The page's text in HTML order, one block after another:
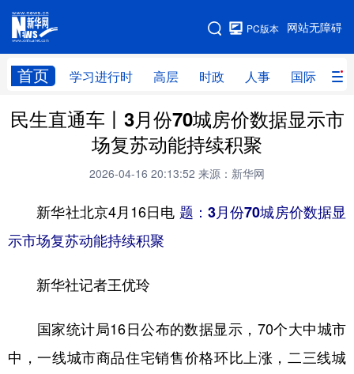
网站无障碍
PC版本
首页 学习进行时 高层 时政 人事 国际 财
网站地图
学习进行时 高层 时政 人事
财经 网评
科技 科创 量子 体育
文化 书画
访谈 视频
食品 人居 信息化 数字经济
民生直通车丨3月份70城房价数据显示市
场复苏动能持续积聚
2026-04-16 20:13:52 来源：新华网
新华社北京4月16日电 题：3月份70城房价数据显
示市场复苏动能持续积聚
新华社记者王优玲
国家统计局16日公布的数据显示，70个大中城市
中，一线城市商品住宅销售价格环比上涨，二三线城